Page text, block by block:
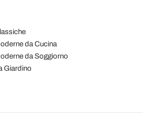
da Cucina
da Soggiorno
Giardino